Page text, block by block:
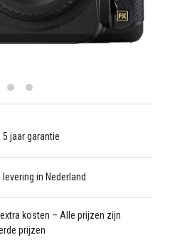
5 jaar garantie
levering in Nederland
kosten – Alle prijzen zijn
prijzen